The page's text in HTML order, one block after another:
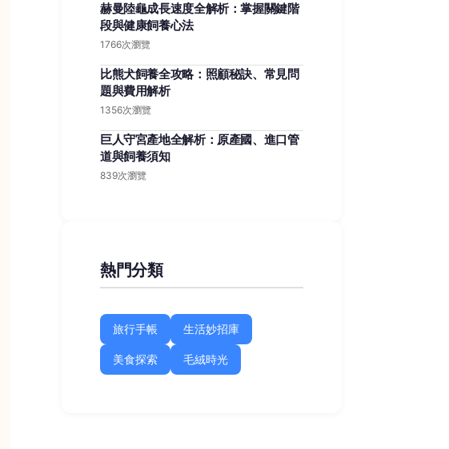
赫曼陸龜成長速度全解析：掌握關鍵階
段與健康飼養心法
1766次瀏覽
比熊犬飼養全攻略：照顧秘訣、常見問
題與費用解析
1356次瀏覽
巨人守宮產地全解析：原產國、進口管
道與飼養須知
839次瀏覽
熱門分類
旅行手帳 生活妙招庫
美食探索 毛絨時光